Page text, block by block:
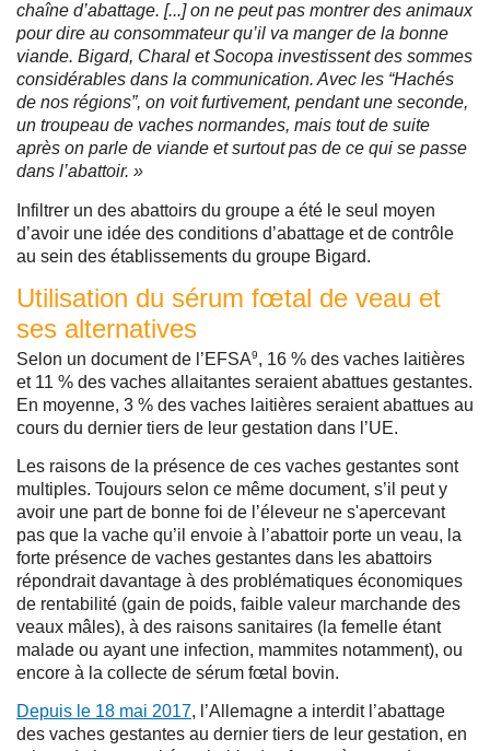
chaîne d’abattage. [...] on ne peut pas montrer des animaux
pour dire au consommateur qu’il va manger de la bonne
viande. Bigard, Charal et Socopa investissent des sommes
considérables dans la communication. Avec les “Hachés
de nos régions”, on voit furtivement, pendant une seconde,
un troupeau de vaches normandes, mais tout de suite
après on parle de viande et surtout pas de ce qui se passe
dans l’abattoir. »
Infiltrer un des abattoirs du groupe a été le seul moyen
d’avoir une idée des conditions d’abattage et de contrôle
au sein des établissements du groupe Bigard.
Utilisation du sérum fœtal de veau et
ses alternatives
Selon un document de l’EFSA9, 16 % des vaches laitières
et 11 % des vaches allaitantes seraient abattues gestantes.
En moyenne, 3 % des vaches laitières seraient abattues au
cours du dernier tiers de leur gestation dans l’UE.
Les raisons de la présence de ces vaches gestantes sont
multiples. Toujours selon ce même document, s’il peut y
avoir une part de bonne foi de l’éleveur ne s'apercevant
pas que la vache qu’il envoie à l’abattoir porte un veau, la
forte présence de vaches gestantes dans les abattoirs
répondrait davantage à des problématiques économiques
de rentabilité (gain de poids, faible valeur marchande des
veaux mâles), à des raisons sanitaires (la femelle étant
malade ou ayant une infection, mammites notamment), ou
encore à la collecte de sérum fœtal bovin.
Depuis le 18 mai 2017, l’Allemagne a interdit l’abattage
des vaches gestantes au dernier tiers de leur gestation, en